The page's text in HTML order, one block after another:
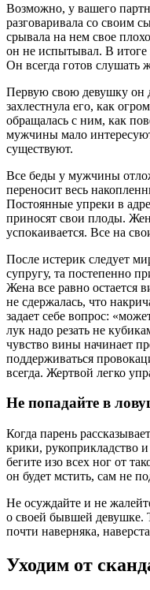
Возможно, у вашего
разговаривала со своим
срывала на нем свое
он не испытывал. В итоге
Он всегда готов слушать
Первую свою девушку он
захлестнула его, как
обращалась с ним, как
мужчины мало
существуют.
Все беды у мужчины
переносит весь
Постоянные упреки в
приносят свои плоды.
успокаивается. Все на
После истерик следует
супругу, та постепенно
Жена все равно остается
не сдержалась, что
задает себе вопрос:
лук надо резать не
чувство вины начинает
поддерживаться
всегда. Жертвой легко
Не попадайте в
Когда парень
крики, рукоприкладство
бегите изо всех ног от
он будет мстить, сам не
Не осуждайте и не
о своей бывшей девушке.
почти наверняка,
Уходим от